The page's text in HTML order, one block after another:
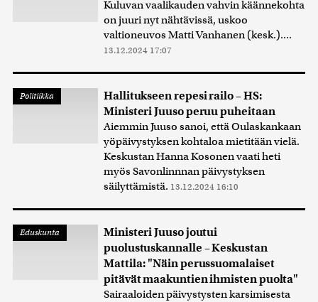
Kuluvan vaalikauden vahvin käännekohta
on juuri nyt nähtävissä, uskoo
valtioneuvos Matti Vanhanen (kesk.)....
13.12.2024 17:07
Politiikka
Hallitukseen repesi railo – HS:
Ministeri Juuso peruu puheitaan
Aiemmin Juuso sanoi, että Oulaskankaan
yöpäivystyksen kohtaloa mietitään vielä.
Keskustan Hanna Kosonen vaati heti
myös Savonlinnnan päivystyksen
säilyttämistä. 13.12.2024 16:10
Eduskunta
Ministeri Juuso joutui
puolustuskannalle – Keskustan
Mattila: "Näin perussuomalaiset
pitävät maakuntien ihmisten puolta"
Sairaaloiden päivystysten karsimisesta